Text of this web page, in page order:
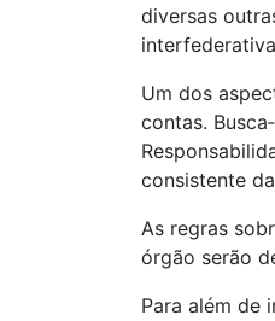
diversas
Um dos
contas.
consistente
As regras
órgão serão
Para além de